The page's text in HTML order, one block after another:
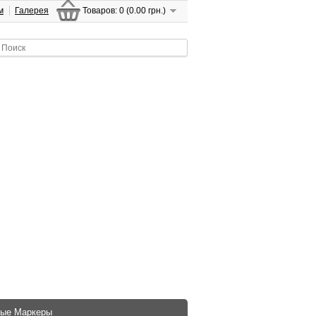
Товаров: 0 (0.00 грн.)
Галерея
Маркеры